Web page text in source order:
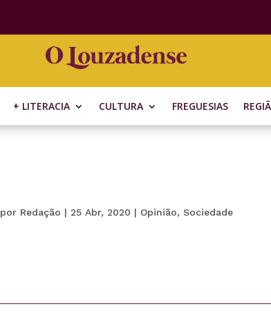
+ LITERACIA CULTURA FREGUESIAS
por Redação | 25 Abr, 2020 | Opinião, Sociedade